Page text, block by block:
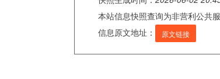
本站信息快照查询为非营利公共
信息原文地址：
原文链接